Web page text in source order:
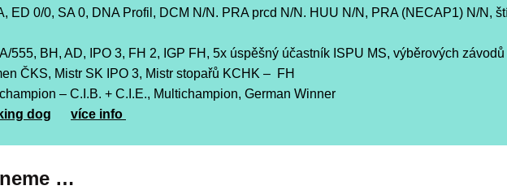
ED 0/0, SA 0, DNA Profil, DCM N/N. PRA prcd N/N. HUU N/N, PRA (NECAP1) N/N,
555, BH, AD, IPO 3, FH 2, IGP FH, 5x úspěšný účastník ISPU MS, výběrových
ČKS, Mistr SK IPO 3, Mistr stopařů KCHK – FH
– C.I.B. + C.I.E., Multichampion, German Winner
dog
více info
…